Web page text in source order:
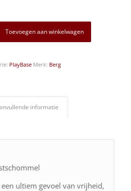
Toevoegen aan winkelwagen
PlayBase Merk: Berg
informatie
ultiem gevoel van vrijheid,